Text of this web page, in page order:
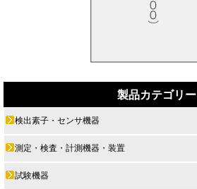
製品カテゴリー
検出素子・センサ機器
測定・検査・計測機器・装置
試験機器